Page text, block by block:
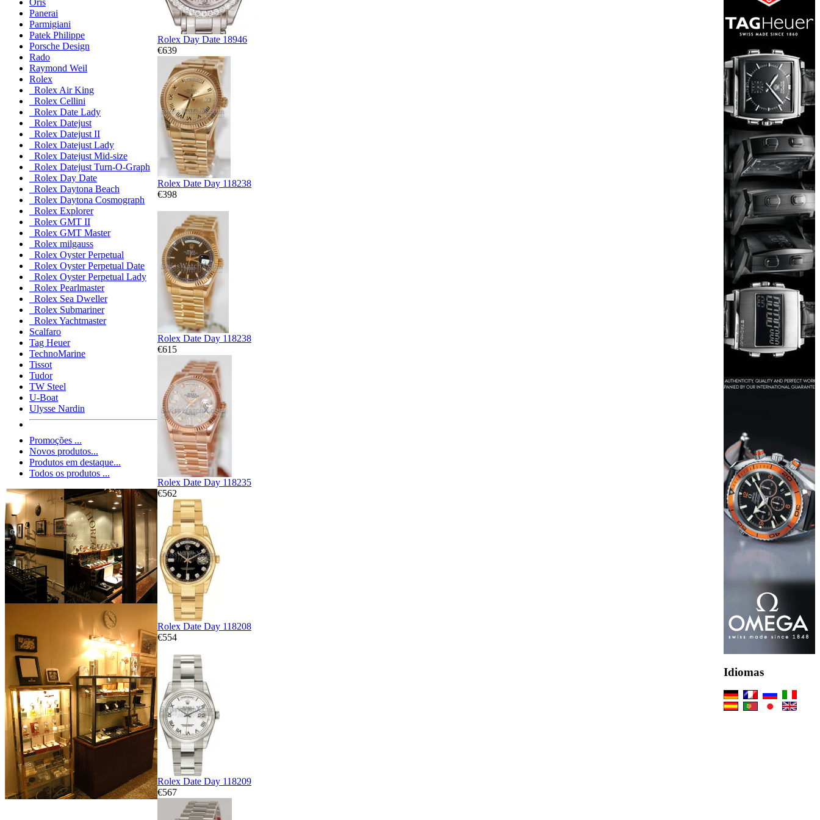
Oris
Panerai
Parmigiani
Patek Philippe
Porsche Design
Rado
Raymond Weil
Rolex
Rolex Air King
Rolex Cellini
Rolex Date Lady
Rolex Datejust
Rolex Datejust II
Rolex Datejust Lady
Rolex Datejust Mid-size
Rolex Datejust Turn-O-Graph
Rolex Day Date
Rolex Daytona Beach
Rolex Daytona Cosmograph
Rolex Explorer
Rolex GMT II
Rolex GMT Master
Rolex milgauss
Rolex Oyster Perpetual
Rolex Oyster Perpetual Date
Rolex Oyster Perpetual Lady
Rolex Pearlmaster
Rolex Sea Dweller
Rolex Submariner
Rolex Yachtmaster
Scalfaro
Tag Heuer
TechnoMarine
Tissot
Tudor
TW Steel
U-Boat
Ulysse Nardin
Promoções ...
Novos produtos...
Produtos em destaque...
Todos os produtos ...
Rolex Day Date 18946
€639
Rolex Date Day 118238
€398
Rolex Date Day 118238
€615
Rolex Date Day 118235
€562
Rolex Date Day 118208
€554
Rolex Date Day 118209
€567
Idiomas